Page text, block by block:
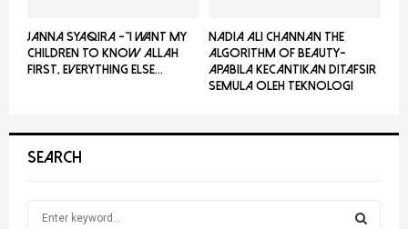
JANNA SYAQIRA -”I WANT MY
CHILDREN TO KNOW ALLAH
FIRST, EVERYTHING ELSE...
NADIA ALI CHANNAN THE
ALGORITHM OF BEAUTY-
Apabila Kecantikan Ditafsir
Semula Oleh Teknologi
SEARCH